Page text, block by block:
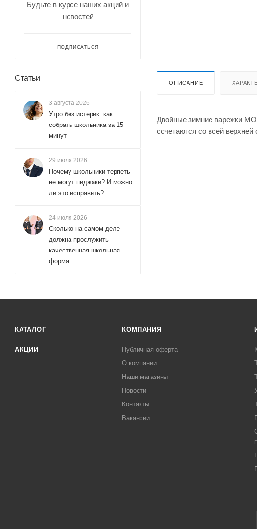
ОПИСАНИЕ
Двойные зимние варежки
сочетаются со всей
Будьте в курсе наших акций и
новостей
ПОДПИСАТЬСЯ
Статьи
3 августа 2026
Утро без истерик: как
собрать школьника за 15
минут
29 июля 2026
Почему школьники терпеть
не могут пиджаки? И можно
ли это исправить?
24 июля 2026
Сколько на самом деле
должна прослужить
качественная школьная
форма
КАТАЛОГ
АКЦИИ
КОМПАНИЯ
Публичная оферта
О компании
Наши магазины
Новости
Контакты
Вакансии